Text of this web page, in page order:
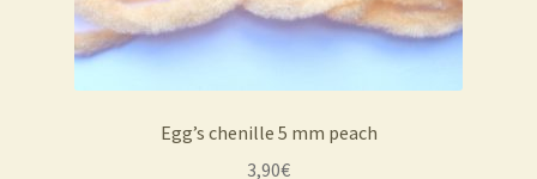
Egg’s chenille 5 mm peach
3,90€